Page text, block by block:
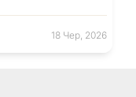
18 Чер, 2026